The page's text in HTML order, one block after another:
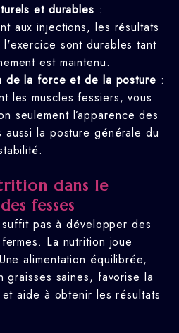
et durables :
aux injections, les résultats
l'exercice sont durables tant
est maintenu.
de la force et de la posture :
les muscles fessiers, vous
seulement l’apparence des
aussi la posture générale du
dans le
fesses
pas à développer des
La nutrition joue
alimentation équilibrée,
saines, favorise la
aide à obtenir les résultats